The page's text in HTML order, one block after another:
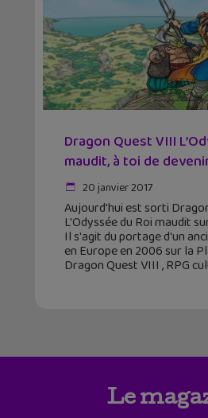
Dragon Quest VIII
maudit, à toi de
20 janvier 2017
Aujourd'hui est sorti
L'Odyssée du Roi maudit
Il s'agit du portage d'un
en Europe en 2006 sur la
Dragon Quest VIII , RPG
Le